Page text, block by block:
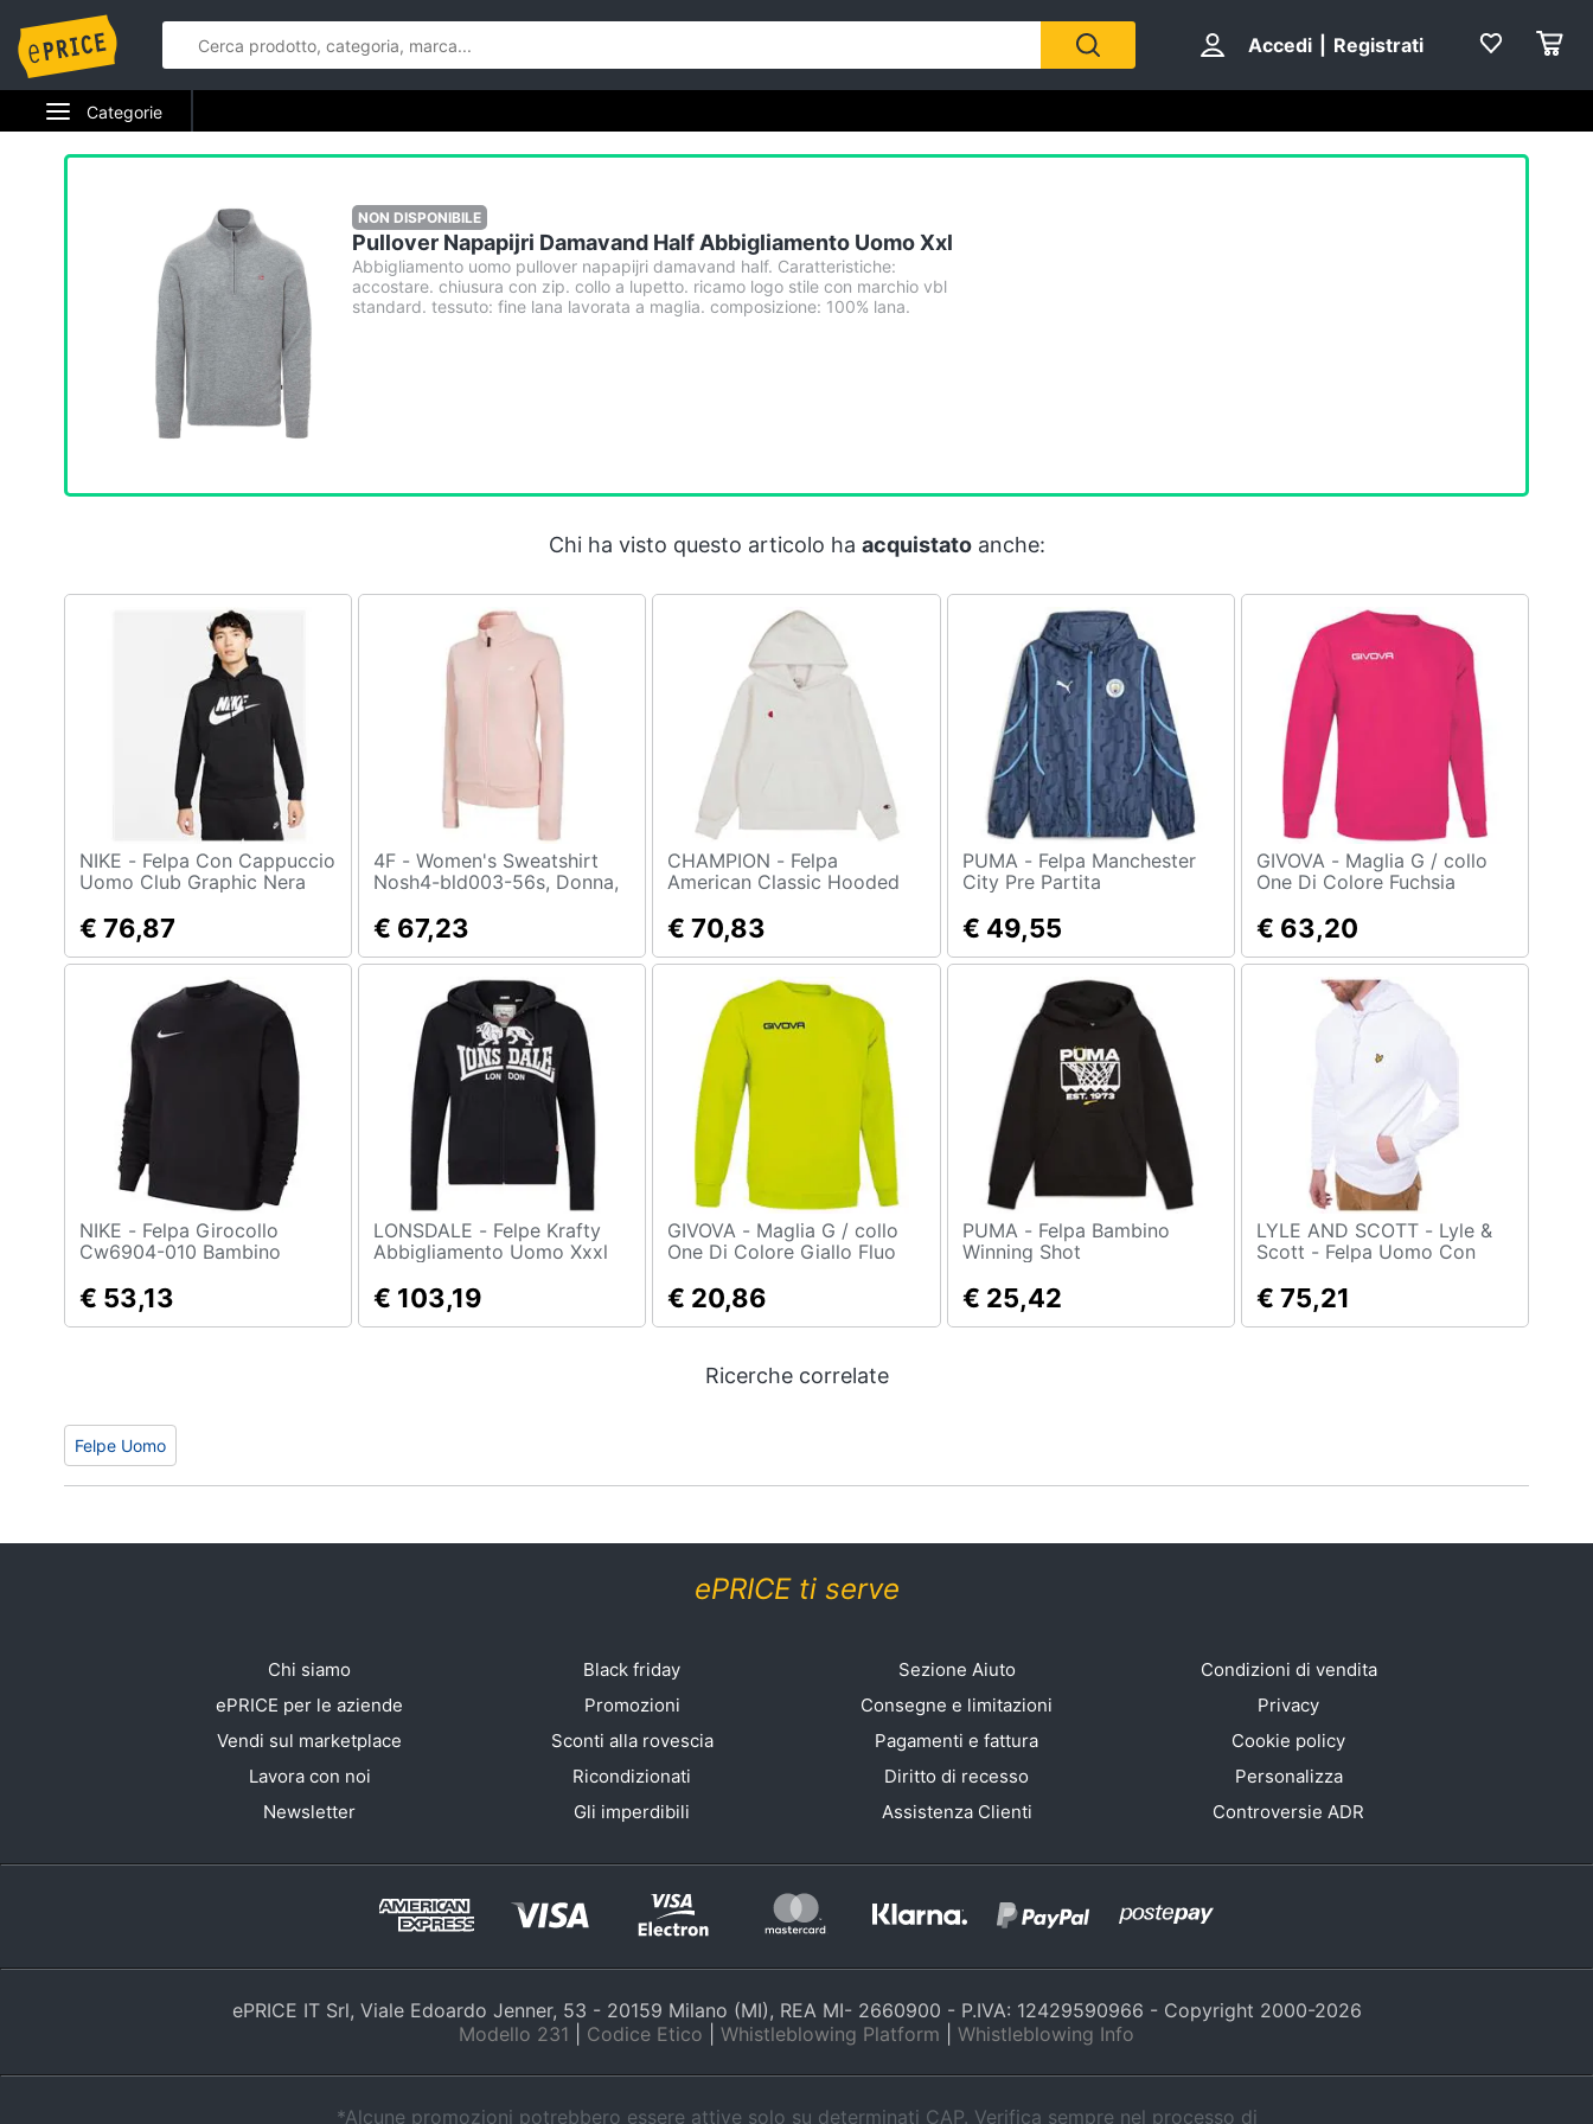
Accedi Registrati
Categorie
Elettrodomestici
Telefonia
Tv e Home Cinema
Smart home
Videogiochi
Brico e Giardinaggio
Salute e igiene
Prima infanzia
Casalinghi
Abbigliamento
Sport
Animali
Motori
Libri, cd e dvd
Promozioni
NON DISPONIBILE
Pullover Napapijri Damavand Half Abbigliamento Uomo Xxl
Abbigliamento uomo pullover napapijri damavand half. Caratteristiche:
accostare. chiusura con zip. collo a lupetto. ricamo logo stile con marchio vbl
standard. tessuto: fine lana lavorata a maglia. composizione: 100% lana.
Chi ha visto questo articolo ha acquistatoanche:
NIKE - Felpa Con Cappuccio
Uomo Club Graphic Nera
010
€ 76,87
4F - Women's Sweatshirt
Nosh4-bld003-56s, Donna,
€ 67,23
CHAMPION - Felpa
American Classic Hooded
€ 70,83
PUMA - Felpa Manchester
City Pre Partita
€ 49,55
GIVOVA - Maglia G / collo
One Di Colore Fuchsia
€ 63,20
NIKE - Felpa Girocollo
Cw6904-010 Bambino
€ 53,13
LONSDALE - Felpe Krafty
Abbigliamento Uomo Xxxl
€ 103,19
GIVOVA - Maglia G / collo
One Di Colore Giallo Fluo
€ 20,86
PUMA - Felpa Bambino
Winning Shot
€ 25,42
LYLE AND SCOTT - Lyle &
Scott - Felpa Uomo Con
€ 75,21
Ricerche correlate
Felpe Uomo
ePRICE ti serve
Chi siamo
ePRICE per le aziende
Vendi sul marketplace
Lavora con noi
Newsletter
Black friday
Promozioni
Sconti alla rovescia
Ricondizionati
Gli imperdibili
Sezione Aiuto
Consegne e limitazioni
Pagamenti e fattura
Diritto di recesso
Assistenza Clienti
Condizioni di vendita
Privacy
Cookie policy
Personalizza
Controversie ADR
ePRICE IT Srl, Viale Edoardo Jenner, 53 - 20159 Milano (MI), REA MI- 2660900 - P.IVA: 12429590966 - Copyright 2000-2026
Modello 231
Codice Etico Whistleblowing Platform Whistleblowing Info
*Alcune promozioni potrebbero essere attive solo su determinati CAP. Verifica sempre nel processo di